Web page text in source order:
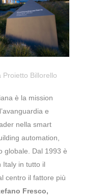
Proietto Billorello
è la mission
e
nella smart
automation,
globale. Dal 1993 è
Italy in tutto il
centro il fattore più
Fresco,